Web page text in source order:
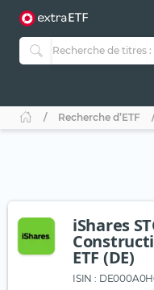
Recherche d’ETF
iShares
ETF (DE)
ISIN :